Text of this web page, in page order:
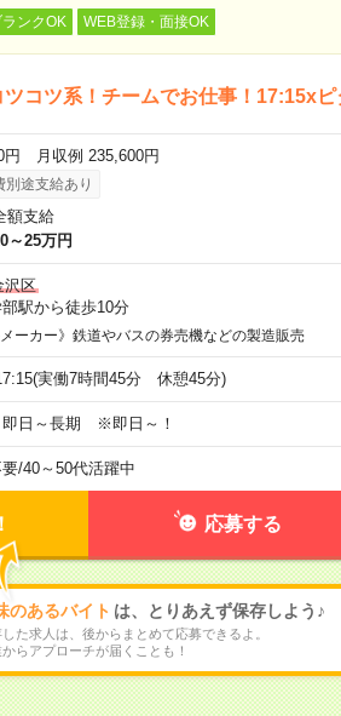
ランクOK WEB登録・面接OK
ツコツ系！チームでお仕事！17:15x
円 月収例 235,600円
別途支給あり
額支給
～25万円
沢区
駅から徒歩10分
メーカー》鉄道やバスの券売機などの製造販売
実働7時間45分 休憩45分)
即日～長期 ※即日～！
/40～50代活躍中
応募する
のあるバイト は、とりあえず保存しよう♪
た求人は、後からまとめて応募できるよ。
らアプローチが届くことも！